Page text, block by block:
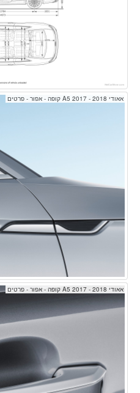
אאודי A5 2017 - 2018 קופה - אפור - פרטים
אאודי A5 2017 - 2018 קופה - אפור - פרטים